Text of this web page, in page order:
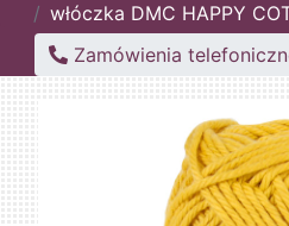
włóczka DMC HAPPY
Zamówienia